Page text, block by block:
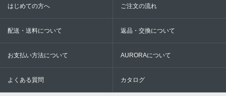
はじめての方へ ご注文の流れ
配送・送料について 返品・交換について
お支払い方法について AURORAについて
よくある質問 カタログ